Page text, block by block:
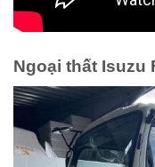
Ngoại thất Isuzu